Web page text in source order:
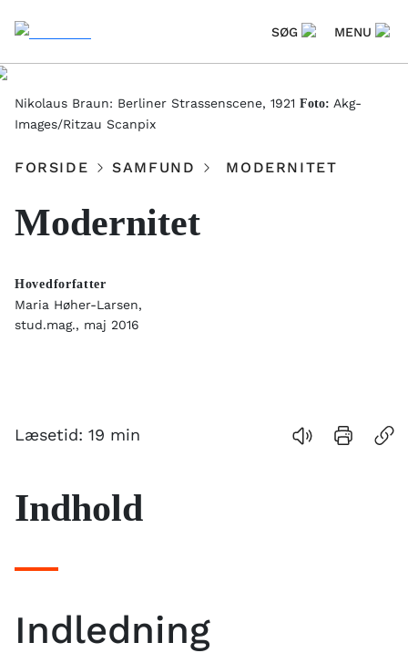
SØG MENU
Nikolaus Braun: Berliner Strassenscene, 1921 Foto: Akg-
Images/Ritzau Scanpix
FORSIDE SAMFUND MODERNITET
Modernitet
Hovedforfatter
Maria Høher-Larsen,
stud.mag., maj 2016
Indhold
Læsetid: 19 min
Indhold
Indledning